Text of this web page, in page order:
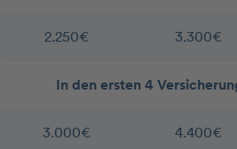
2.250€ 3.300€
In den ersten 4
3.000€ 4.400€